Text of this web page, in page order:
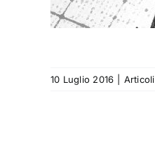
10 Luglio 2016 Articoli